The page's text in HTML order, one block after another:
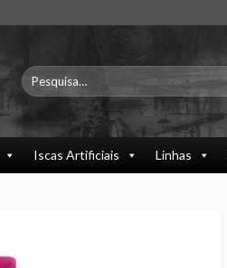
Pesquisar
por:
Iscas Artificiais Linhas